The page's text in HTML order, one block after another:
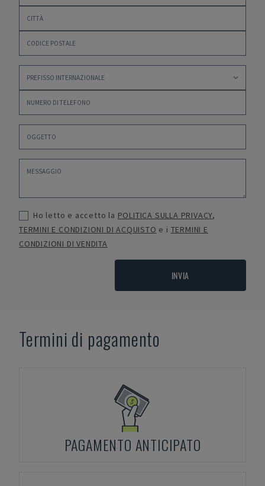
Ho letto e accetto la POLITICA SULLA PRIVACY,
TERMINI E CONDIZIONI DI ACQUISTO e i TERMINI E
CONDIZIONI DI VENDITA
INVIA
Termini di pagamento
PAGAMENTO ANTICIPATO